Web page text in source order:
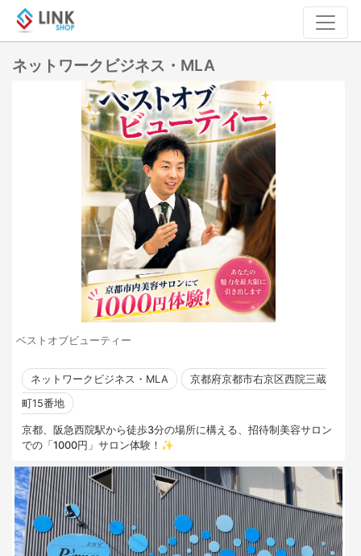
ネットワークビジネス・MLA
ベストオブビューティー
ネットワークビジネス・MLA
京都府京都市右京区西院三蔵
町15番地
京都、阪急西院駅から徒歩3分の場所に構える、招待制美容サロン
での「1000円」サロン体験！✨